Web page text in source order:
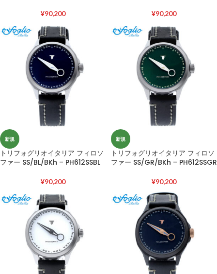
¥90,200 ¥90,200
新規
トリフォグリオイタリア フィロソ
ファー SS/BL/BKh – PH612SSBL
¥90,200
新規
トリフォグリオイタリア フィロソ
ファー SS/GR/BKh – PH612SSGR
¥90,200